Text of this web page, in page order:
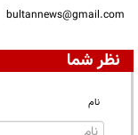
bultannews@gmail.com
نظر شما
نام